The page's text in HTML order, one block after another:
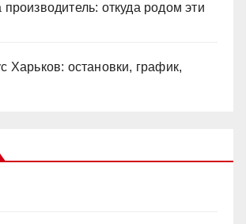
производитель: откуда родом эти
Харьков: остановки, график,